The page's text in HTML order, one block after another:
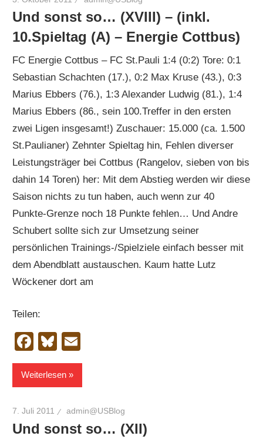
Und sonst so… (XVIII) – (inkl.
10.Spieltag (A) – Energie Cottbus)
FC Energie Cottbus – FC St.Pauli 1:4 (0:2) Tore: 0:1
Sebastian Schachten (17.), 0:2 Max Kruse (43.), 0:3
Marius Ebbers (76.), 1:3 Alexander Ludwig (81.), 1:4
Marius Ebbers (86., sein 100.Treffer in den ersten
zwei Ligen insgesamt!) Zuschauer: 15.000 (ca. 1.500
St.Paulianer) Zehnter Spieltag hin, Fehlen diverser
Leistungsträger bei Cottbus (Rangelov, sieben von bis
dahin 14 Toren) her: Mit dem Abstieg werden wir diese
Saison nichts zu tun haben, auch wenn zur 40
Punkte-Grenze noch 18 Punkte fehlen… Und Andre
Schubert sollte sich zur Umsetzung seiner
persönlichen Trainings-/Spielziele einfach besser mit
dem Abendblatt austauschen. Kaum hatte Lutz
Wöckener dort am
Teilen:
Facebook
Bluesky
Weiterlesen
7. Juli 2011 admin@USBlog
Und sonst so… (XII)